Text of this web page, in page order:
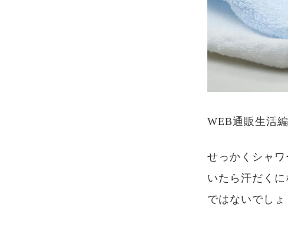
WEB通販生活
せっかくシャ
いたら汗だく
ではないでしょ